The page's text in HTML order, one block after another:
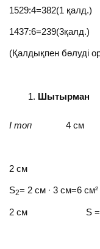
1529:4=382(1
(Қалдықпен бөлуді
Шытырман
І топ 4 см
2 см 3 см
S2= 2 см ∙ 3 см=6 см²
2 см S = 4